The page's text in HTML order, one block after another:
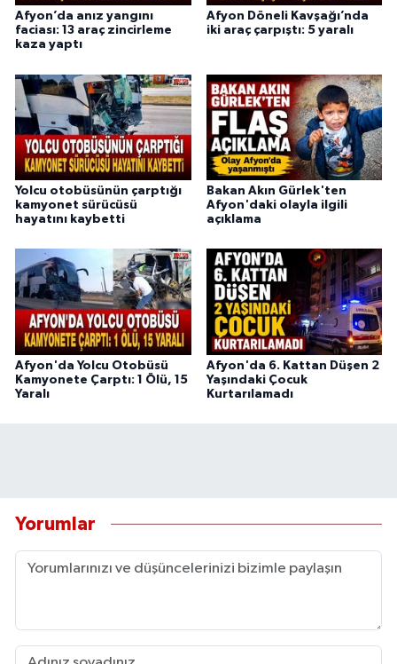
Afyon’da anız yangını
faciası: 13 araç zincirleme
kaza yaptı
Afyon Döneli Kavşağı’nda
iki araç çarpıştı: 5 yaralı
Yolcu otobüsünün çarptığı
kamyonet sürücüsü
hayatını kaybetti
Bakan Akın Gürlek'ten
Afyon'daki olayla ilgili
açıklama
Afyon'da Yolcu Otobüsü
Kamyonete Çarptı: 1 Ölü, 15
Yaralı
Afyon'da 6. Kattan Düşen 2
Yaşındaki Çocuk
Kurtarılamadı
Yorumlar